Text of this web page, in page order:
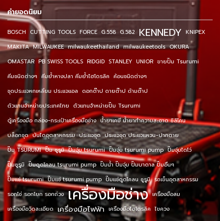
คำยอดนิยม
BOSCH CUTTING TOOLS FORCE G.558 G.582 KENNEDY KNIPEX
MAKITA MILWAUKEE milwaukeethailand milwaukeetools OKURA
OMASTAR PB SWISS TOOLS RIDGID STANLEY UNIOR ขายปั๊ม Tsurumi
คีมชนิดต่างๆ คีมย้ำหางปลา คีมย้ำไฮโดรลิค ค้อนชนิดต่างๆ
ชุดประแจหกเหลี่ยม ประแจแอล ดอกต๊าป ดายต๊าป ด้ามต๊าป
ตัวแทนจำหน่ายประเทศไทย ตัวแทนจำหน่ายปั๊ม Tsurumi
ตู้เครื่องมือ กล่อง-กระเป๋าเครื่องมือช่าง น้ำยาเคมี น้ำยาทำความสะอาด ซิลิโคน
บล็อกชุด บันไดอุตสาหกรรม ประแจชุด ประแจชุด ประแจแหวน-ปากตาย
ปั๊ม TSURUMI ปั๊ม ซูรูมิ ปั๊มจุ่ม tsurumi ปั๊มจุ่ม tsurumi pump ปั๊มจุ่มไดโว่
ปั๊มซูรูมิ ปั๊มดูดโคลน tsurumi pump ปั๊มน้ำ ปั๊มจุ่ม ปั๊มบาดาล ปั๊มอื่นๆ
ปั๊มแช่ tsurumi ปั๊มแช่ tsurumi pump ปั๊มแช่ดูดโคลน ซูรูมิ รถเข็นอุตสาหกรรม
รอกโซ่ รอกโยก รอกถ่วง เครื่องมือช่าง เครื่องมือลม
เครื่องมือวัดละเอียด เครื่องมือไฟฟ้า เครื่องมือไฮโดรลิค ไขควง